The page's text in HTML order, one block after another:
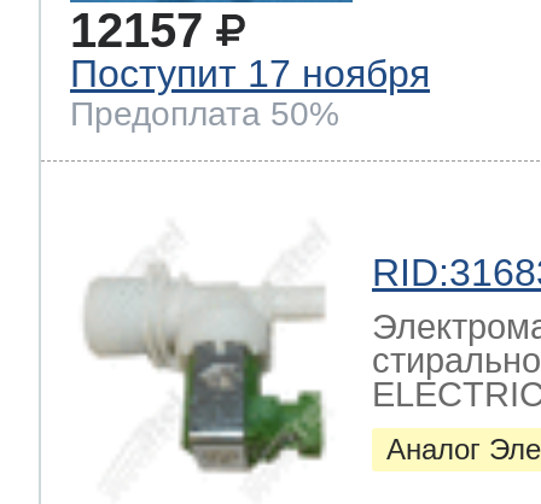
12157
Поступит 17 ноября
Предоплата 50%
Аналог